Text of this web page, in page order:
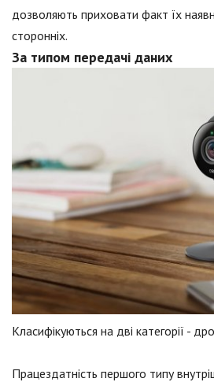
дозволяють приховати факт їх
сторонніх.
За типом передачі даних
Класифікуються на дві категорії -
Працездатність першого типу